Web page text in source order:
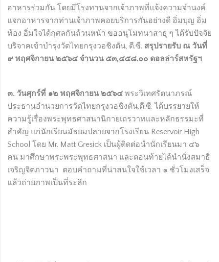
อาหารร่วมกัน โดยมีโรงทานจากเจ้าภาพที่แจ้งความจำนงค์
แจกอาหารจากท่านเจ้าภาพคอยบริการกันอย่างดี อิ่มบุญ อิ่ม
ท้อง อิ่มใจได้กุศลกันถ้วนหน้า ขออนุโมทนาสาธุ ๆ ได้รับปัจจัย
บริจาคเข้าบำรุงวัดไทยกรุงวอชิงตัน, ดี.ซี. สรุปรายรับ ณ วันที่
๙ พฤศจิกายน ๒๕๖๔ จำนวน ๕๓,๔๕๘.๐๐ ดอลล่าร์สหรัฐฯ
๓. วันศุกร์ที่ ๑๒ พฤศจิกายน ๒๕๖๔ พระวิเทศรัตนาภรณ์
ประธานอำนวยการวัดไทยกรุงวอชิงตัน,ดี.ซี. ได้บรรยายให้
ความรู้เรื่องพระพุทธศาสนานิกายเถรวาทและหลักธรรมะที่
สำคัญ แก่นักเรียนมัธยมปลายจากโรงเรียน Reservoir High
School โดย Mr. Matt Gresick เป็นผู้ติดต่อนำนักเรียนมา ๔๖
คน มาศึกษาพระพระพุทธศาสนา และตอนท้ายได้นำนั่งสมาธิ
เจริญจิตภาวนา ตอบคำถามที่น่าสนใจใช้เวลา ๑ ชั่วโมงเสร็จ
แล้วถ่ายภาพเป็นที่ระลึก